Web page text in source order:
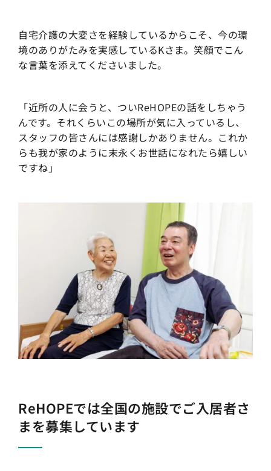
自宅介護の大変さを経験しているからこそ、今の環
境のありがたみを実感しているKさま。笑顔でこん
な言葉を添えてくださいました。
「近所の人に会うと、ついReHOPEの話をしちゃう
んです。それくらいこの場所が気に入っているし、
スタッフの皆さんには感謝しかありません。これか
らも我が家のように末永くお世話になれたら嬉しい
ですね」
ReHOPEでは全国の施設でご入居者さ
まを募集しています